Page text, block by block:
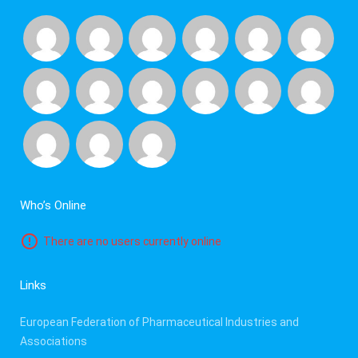
Who’s Online
There are no users currently online
Links
European Federation of Pharmaceutical Industries and
Associations